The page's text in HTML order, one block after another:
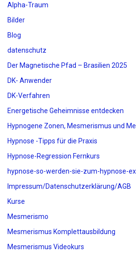
Alpha-Traum
Bilder
Blog
datenschutz
Der Magnetische Pfad – Brasilien 2025
DK- Anwender
DK-Verfahren
Energetische Geheimnisse entdecken
Hypnogene Zonen, Mesmerismus und
Hypnose -Tipps für die Praxis
Hypnose-Regression Fernkurs
hypnose-so-werden-sie-zum-hypnose-
Impressum/Datenschutzerklärung/AGB
Kurse
Mesmerismo
Mesmerismus Komplettausbildung
Mesmerismus Videokurs